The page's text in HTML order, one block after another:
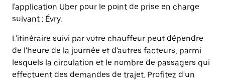
l'application Uber pour le point de prise en charge
suivant : Évry.
L'itinéraire suivi par votre chauffeur peut dépendre
de l'heure de la journée et d'autres facteurs, parmi
lesquels la circulation et le nombre de passagers qui
effectuent des demandes de trajet. Profitez d'un